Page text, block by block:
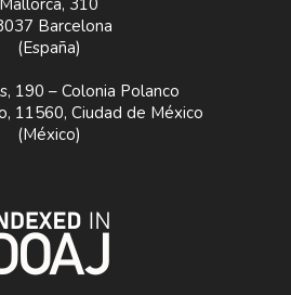
Barcelona
(España)
190 – Colonia Polanco
11560, Ciudad de México
(México)